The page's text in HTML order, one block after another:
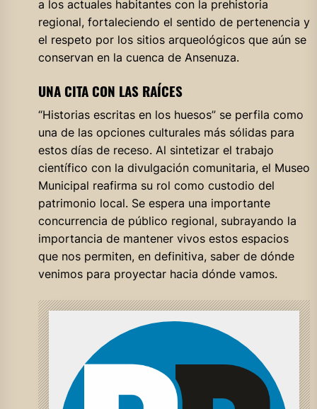
a los actuales habitantes con la prehistoria
regional, fortaleciendo el sentido de pertenencia y
el respeto por los sitios arqueológicos que aún se
conservan en la cuenca de Ansenuza.
UNA CITA CON LAS RAÍCES
“Historias escritas en los huesos” se perfila como
una de las opciones culturales más sólidas para
estos días de receso. Al sintetizar el trabajo
científico con la divulgación comunitaria, el Museo
Municipal reafirma su rol como custodio del
patrimonio local. Se espera una importante
concurrencia de público regional, subrayando la
importancia de mantener vivos estos espacios
que nos permiten, en definitiva, saber de dónde
venimos para proyectar hacia dónde vamos.